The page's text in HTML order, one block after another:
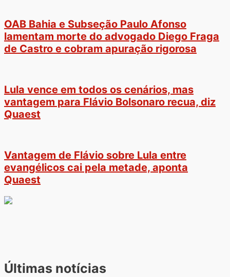
OAB Bahia e Subseção Paulo Afonso
lamentam morte do advogado Diego Fraga
de Castro e cobram apuração rigorosa
Lula vence em todos os cenários, mas
vantagem para Flávio Bolsonaro recua, diz
Quaest
Vantagem de Flávio sobre Lula entre
evangélicos cai pela metade, aponta
Quaest
Últimas notícias